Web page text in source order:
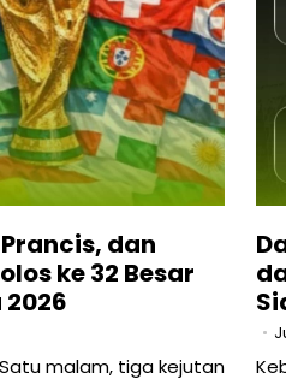
dan
ke 32 Besar
2026
malam, tiga kejutan